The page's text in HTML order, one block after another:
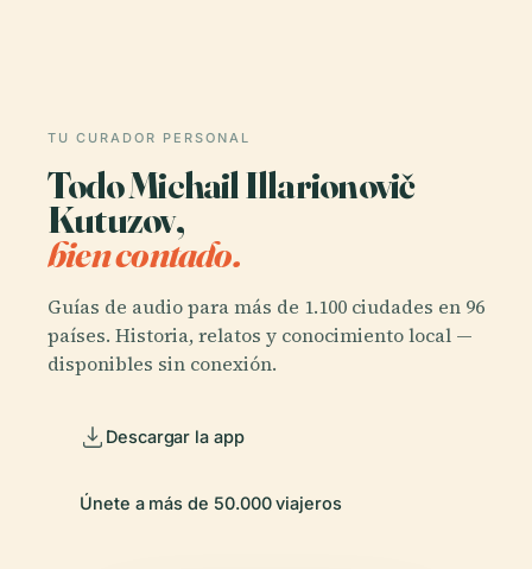
TU CURADOR PERSONAL
Todo Michail Illarionovič
Kutuzov,
bien contado.
Guías de audio para más de 1.100 ciudades en 96
países. Historia, relatos y conocimiento local —
disponibles sin conexión.
Descargar la app
Únete a más de 50.000 viajeros